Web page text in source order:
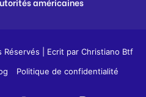
| Ecrit par Christiano Btf
Politique de confidentialité